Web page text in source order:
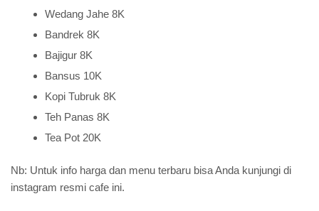
Wedang Jahe 8K
Bandrek 8K
Bajigur 8K
Bansus 10K
Kopi Tubruk 8K
Teh Panas 8K
Tea Pot 20K
Nb: Untuk info harga dan menu terbaru bisa Anda kunjungi di
instagram resmi cafe ini.